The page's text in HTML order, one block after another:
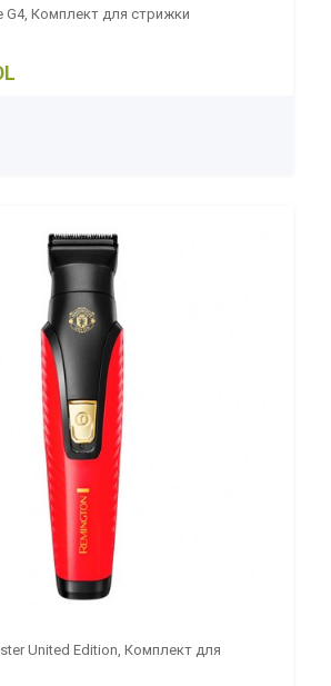
G4, Комплект для стрижки
United Edition, Комплект для